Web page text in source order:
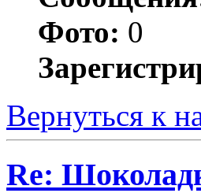
Фото: 0
Вернуться к
Re: